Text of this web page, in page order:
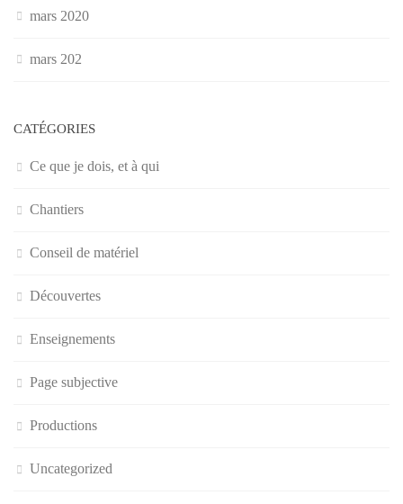
mars 2020
mars 202
CATÉGORIES
Ce que je dois, et à qui
Chantiers
Conseil de matériel
Découvertes
Enseignements
Page subjective
Productions
Uncategorized